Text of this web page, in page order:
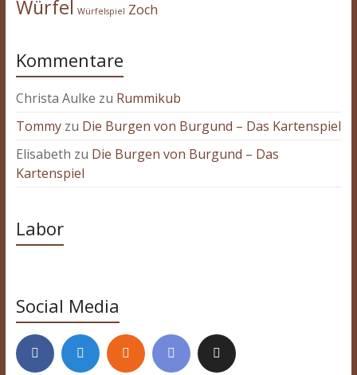
Würfel Würfelspiel Zoch
Kommentare
Christa Aulke zu Rummikub
Tommyzu Die Burgen von Burgund – Das Kartenspiel
Elisabeth zu Die Burgen von Burgund – Das
Kartenspiel
Labor
Social Media